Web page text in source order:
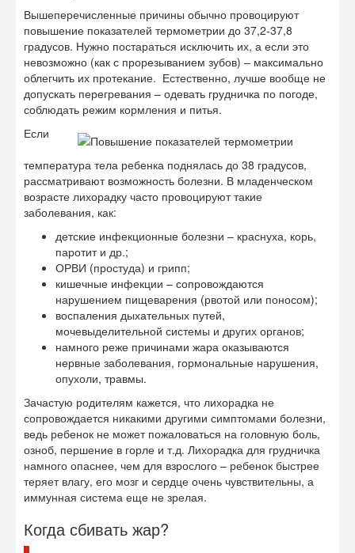
Вышеперечисленные причины обычно провоцируют
повышение показателей термометрии до 37,2-37,8
градусов. Нужно постараться исключить их, а если это
невозможно (как с прорезыванием зубов) – максимально
облегчить их протекание. Естественно, лучше вообще не
допускать перегревания – одевать грудничка по погоде,
соблюдать режим кормления и питья.
Если
температура тела ребенка поднялась до 38 градусов,
рассматривают возможность болезни. В младенческом
возрасте лихорадку часто провоцируют такие
заболевания, как:
детские инфекционные болезни – краснуха, корь,
паротит и др.;
ОРВИ (простуда) и грипп;
кишечные инфекции – сопровождаются
нарушением пищеварения (рвотой или поносом);
воспаления дыхательных путей,
мочевыделительной системы и других органов;
намного реже причинами жара оказываются
нервные заболевания, гормональные нарушения,
опухоли, травмы.
Зачастую родителям кажется, что лихорадка не
сопровождается никакими другими симптомами болезни,
ведь ребенок не может пожаловаться на головную боль,
озноб, першение в горле и т.д. Лихорадка для грудничка
намного опаснее, чем для взрослого – ребенок быстрее
теряет влагу, его мозг и сердце очень чувствительны, а
иммунная система еще не зрелая.
Когда сбивать жар?